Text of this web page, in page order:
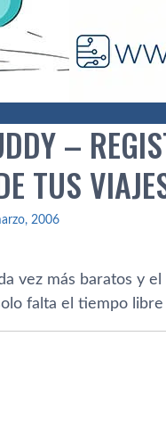
–
TUS
2006
vez más baratos y
falta el tiempo libre